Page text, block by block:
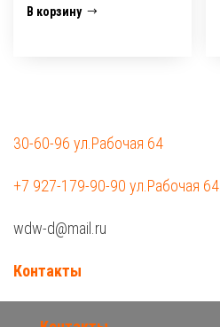
В корзину
30-60-96 ул.Рабочая 64
+7 927-179-90-90 ул.Рабочая 64
wdw-d@mail.ru
Контакты